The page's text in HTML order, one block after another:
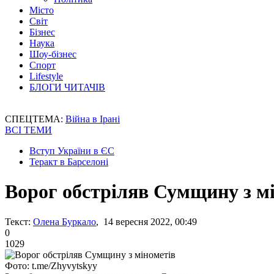
Місто
Світ
Бізнес
Наука
Шоу-бізнес
Спорт
Lifestyle
БЛОГИ ЧИТАЧІВ
СПЕЦТЕМА: Війна в Ірані
ВСІ ТЕМИ
Вступ України в ЄС
Теракт в Барселоні
Ворог обстріляв Сумщину з
Текст: Олена Буркало, 14 вересня 2022, 00:49
0
1029
Фото: t.me/Zhyvytskyy